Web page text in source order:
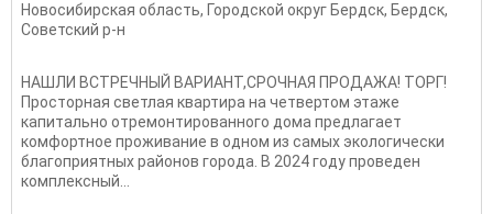
Новосибирская область, Городской округ Бердск, Бердск,
Советский р-н
НАШЛИ ВСТРЕЧНЫЙ ВАРИАНТ,СРОЧНАЯ ПРОДАЖА! ТОРГ!
Просторная светлая квартира на четвертом этаже
капитально отремонтированного дома предлагает
комфортное проживание в одном из самых экологически
благоприятных районов города. В 2024 году проведен
комплексный...